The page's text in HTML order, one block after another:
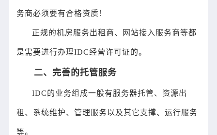
务商必须要有合格资质！
正规的机房服务出租商、网站接入服务商等都
是需要进行办理IDC经营许可证的。
二、完善的托管服务
IDC的业务组成一般有服务器托管、资源出
租、系统维护、管理服务以及其它支撑、运行服务
等。